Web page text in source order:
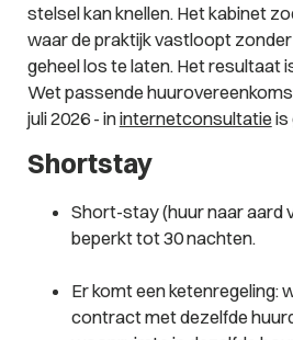
stelsel kan knellen. Het kabinet
waar de praktijk vastloopt
geheel los te laten. Het resultaat
Wet passende
juli 2026 - ininternetconsultatie is
Shortstay
Short-stay (huur naar aard
beperkt tot 30 nachten.
Er komt een
contract met dezelfde